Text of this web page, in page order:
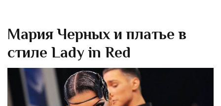
Мария Черных и платье в
стиле Lady in Red